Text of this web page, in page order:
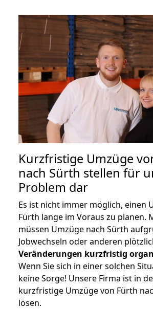
Kurzfristige Umzüge
nach Sürth stellen für
Problem dar
Es ist nicht immer möglich, einen
Fürth lange im Voraus zu planen.
müssen Umzüge nach Sürth
Jobwechseln oder anderen
Veränderungen kurzfristig
Wenn Sie sich in einer solchen
keine Sorge! Unsere Firma ist in
kurzfristige Umzüge von Fürth
lösen.